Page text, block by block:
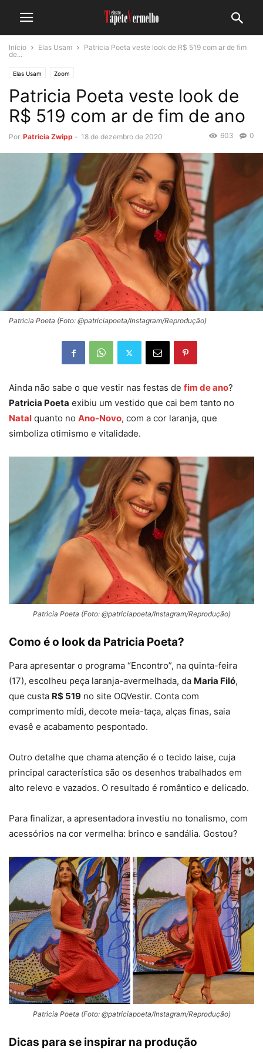
Início Elas Usam
Patricia Poeta veste look de R$ 519 com ar de fim
de...
Elas Usam Zoom
Patricia Poeta veste look de
R$ 519 com ar de fim de ano
Por Patricia Zwipp - 18 de dezembro de 2020 0
603
Patricia Poeta (Foto: @patriciapoeta/Instagram/Reprodução)
Ainda não sabe o que vestir nas festas de fim de ano?
Patricia Poeta exibiu um vestido que cai bem tanto no
Natal quanto no Ano-Novo, com a cor laranja, que
simboliza otimismo e vitalidade.
Patricia Poeta (Foto: @patriciapoeta/Instagram/Reprodução)
Como é o look da Patricia Poeta?
Para apresentar o programa “Encontro”, na quinta-feira
(17), escolheu peça laranja-avermelhada, da Maria Filó,
que custa R$ 519 no site OQVestir. Conta com
comprimento mídi, decote meia-taça, alças finas, saia
evasê e acabamento pespontado.
Outro detalhe que chama atenção é o tecido laise, cuja
principal característica são os desenhos trabalhados em
alto relevo e vazados. O resultado é romântico e delicado.
Para finalizar, a apresentadora investiu no tonalismo, com
acessórios na cor vermelha: brinco e sandália. Gostou?
Patricia Poeta (Foto: @patriciapoeta/Instagram/Reprodução)
Dicas para se inspirar na produção